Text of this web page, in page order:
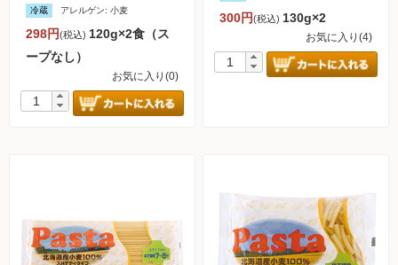
冷蔵 アレルゲン: 小麦
298円(税込) 120g×2食（ス
ープなし）
お気に入り(0)
300円(税込) 130g×2
お気に入り(4)